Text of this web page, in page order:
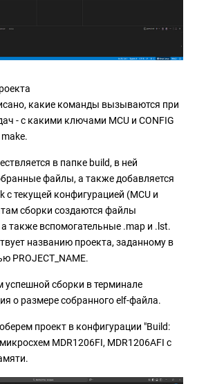
какие команды вызываются при
- с какими ключами MCU и CONFIG
в папке build, в ней
файлы, а также добавляется
c текущей конфигурацией (MCU и
сборки создаются файлы
также вспомогательные .map и .lst.
названию проекта, заданному в
PROJECT_NAME.
успешной сборки в терминале
о размере собранного elf-файла.
проект в конфигурации "Build:
MDR1206FI, MDR1206AFI с